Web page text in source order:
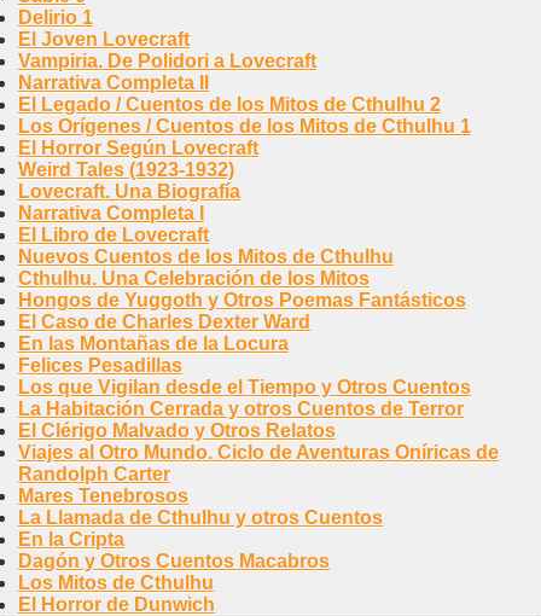
Delirio 1
El Joven Lovecraft
Vampiria. De Polidori a Lovecraft
Narrativa Completa II
El Legado / Cuentos de los Mitos de Cthulhu 2
Los Orígenes / Cuentos de los Mitos de Cthulhu 1
El Horror Según Lovecraft
Weird Tales (1923-1932)
Lovecraft. Una Biografía
Narrativa Completa I
El Libro de Lovecraft
Nuevos Cuentos de los Mitos de Cthulhu
Cthulhu. Una Celebración de los Mitos
Hongos de Yuggoth y Otros Poemas Fantásticos
El Caso de Charles Dexter Ward
En las Montañas de la Locura
Felices Pesadillas
Los que Vigilan desde el Tiempo y Otros Cuentos
La Habitación Cerrada y otros Cuentos de Terror
El Clérigo Malvado y Otros Relatos
Viajes al Otro Mundo. Ciclo de Aventuras Oníricas de
Randolph Carter
Mares Tenebrosos
La Llamada de Cthulhu y otros Cuentos
En la Cripta
Dagón y Otros Cuentos Macabros
Los Mitos de Cthulhu
El Horror de Dunwich